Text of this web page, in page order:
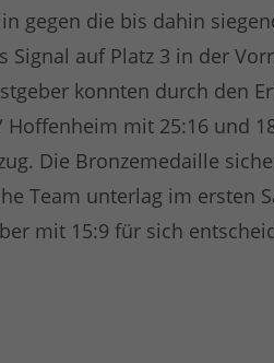
die bis dahin
auf Platz 3 in der
konnten durch den
mit 25:16 und
Die Bronzemedaille
Team unterlag im ersten
mit 15:9 für sich